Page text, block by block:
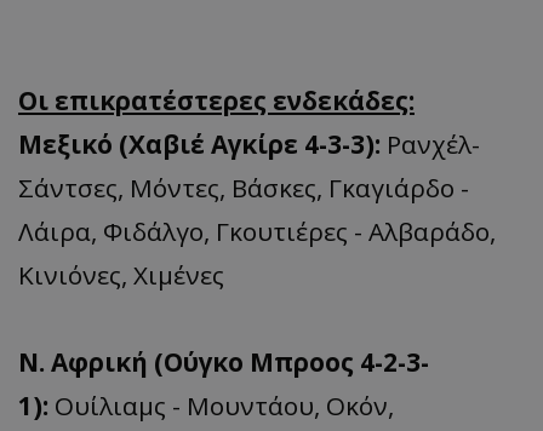
Οι επικρατέστερες ενδεκάδες:
Mεξικό (Χαβιέ Αγκίρε 4-3-3): Ρανχέλ-
Σάντσες, Μόντες, Βάσκες, Γκαγιάρδο -
Λάιρα, Φιδάλγο, Γκουτιέρες - Αλβαράδο,
Κινιόνες, Χιμένες
Ν. Αφρική (Ούγκο Μπροος 4-2-3-
1): Ουίλιαμς - Μουντάου, Οκόν,